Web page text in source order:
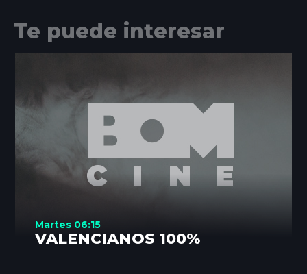
Te puede interesar
Martes 06:15
VALENCIANOS 100%